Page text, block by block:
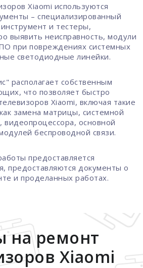
Xiaomi используются
– специализированный
и тестеры,
выявить неисправность, модули
при повреждениях системных
светодиодные линейки.
располагает собственным
что позволяет быстро
Xiaomi, включая такие
замена матрицы, системной
видеопроцессора, основной
беспроводной связи.
предоставляется
предоставляются документы о
и проделанных работах.
на ремонт
Xiaomi